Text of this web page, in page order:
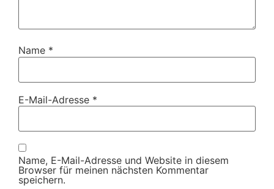
Name *
E-Mail-Adresse *
Name, E-Mail-Adresse und Website in diesem
Browser für meinen nächsten Kommentar
speichern.